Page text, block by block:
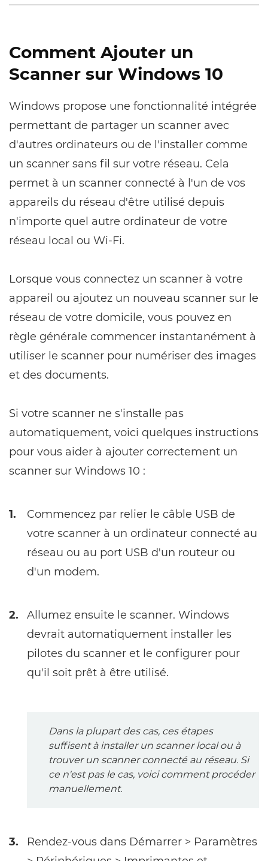
Comment Ajouter un
Scanner sur Windows 10
Windows propose une fonctionnalité intégrée
permettant de partager un scanner avec
d'autres ordinateurs ou de l'installer comme
un scanner sans fil sur votre réseau. Cela
permet à un scanner connecté à l'un de vos
appareils du réseau d'être utilisé depuis
n'importe quel autre ordinateur de votre
réseau local ou Wi-Fi.
Lorsque vous connectez un scanner à votre
appareil ou ajoutez un nouveau scanner sur le
réseau de votre domicile, vous pouvez en
règle générale commencer instantanément à
utiliser le scanner pour numériser des images
et des documents.
Si votre scanner ne s'installe pas
automatiquement, voici quelques instructions
pour vous aider à ajouter correctement un
scanner sur Windows 10 :
1.
Commencez par relier le câble USB de
votre scanner à un ordinateur connecté au
réseau ou au port USB d'un routeur ou
d'un modem.
2.
Allumez ensuite le scanner. Windows
devrait automatiquement installer les
pilotes du scanner et le configurer pour
qu'il soit prêt à être utilisé.
Dans la plupart des cas, ces étapes
suffisent à installer un scanner local ou à
trouver un scanner connecté au réseau. Si
ce n'est pas le cas, voici comment procéder
manuellement.
3.
Rendez-vous dans Démarrer > Paramètres